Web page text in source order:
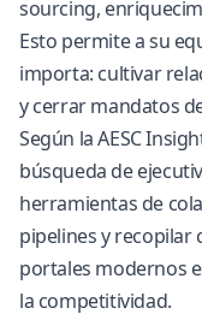
sourcing,
Esto permite a su
importa: cultivar
y cerrar mandatos
Según laAESC
búsqueda de
herramientas de
pipelines y
portales modernos
la competitividad.